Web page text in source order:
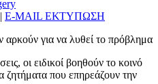
| E-MAIL ΕΚΤΥΠΩΣΗ
οι ειδικοί βοηθούν το κοινό
ζητήματα που επηρεάζουν την